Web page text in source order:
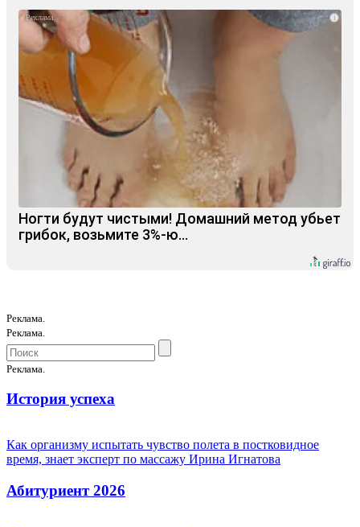
i
Ногти будут чистыми! Домашний метод убьет
грибок, возьмите 3%-ю…
Реклама.
Реклама.
Реклама.
История успеха
Как организму испытать чувство полета в постковидное
время, знает эксперт по массажу Ирина Игнатова
Абитуриент 2026